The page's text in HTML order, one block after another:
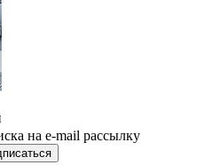
на e-mail рассылку